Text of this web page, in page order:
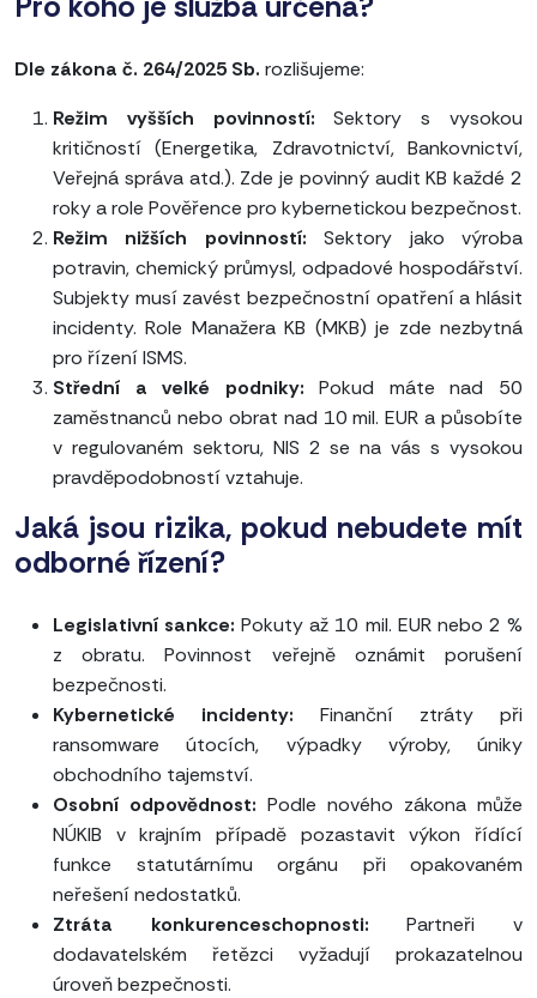
Dle zákona č. 264/2025 Sb. rozlišujeme:
Režim vyšších povinností: Sektory s vysokou
kritičností (Energetika, Zdravotnictví, Bankovnictví,
Veřejná správa atd.). Zde je povinný audit KB každé 2
roky a role Pověřence pro kybernetickou bezpečnost.
Režim nižších povinností:Sektory jako výroba
potravin, chemický průmysl, odpadové hospodářství.
Subjekty musí zavést bezpečnostní opatření a hlásit
incidenty. Role Manažera KB (MKB) je zde nezbytná
pro řízení ISMS.
Střední a velké podniky: Pokud máte nad 50
zaměstnanců nebo obrat nad 10 mil. EUR a působíte
v regulovaném sektoru, NIS 2 se na vás s vysokou
pravděpodobností vztahuje.
Jaká jsou rizika, pokud nebudete mít
odborné řízení?
Legislativní sankce:Pokuty až 10 mil. EUR nebo 2 %
z obratu. Povinnost veřejně oznámit porušení
bezpečnosti.
Kybernetické incidenty: Finanční ztráty při
ransomware útocích, výpadky výroby, úniky
obchodního tajemství.
Osobní odpovědnost: Podle nového zákona může
NÚKIB v krajním případě pozastavit výkon řídící
funkce statutárnímu orgánu při opakovaném
neřešení nedostatků.
Ztráta konkurenceschopnosti: Partneři v
dodavatelském řetězci vyžadují prokazatelnou
úroveň bezpečnosti.